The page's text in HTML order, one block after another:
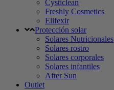
Cysticlean
Freshly Cosmetics
Elifexir
Protección solar
Solares Nutricionales
Solares rostro
Solares corporales
Solares infantiles
After Sun
Outlet